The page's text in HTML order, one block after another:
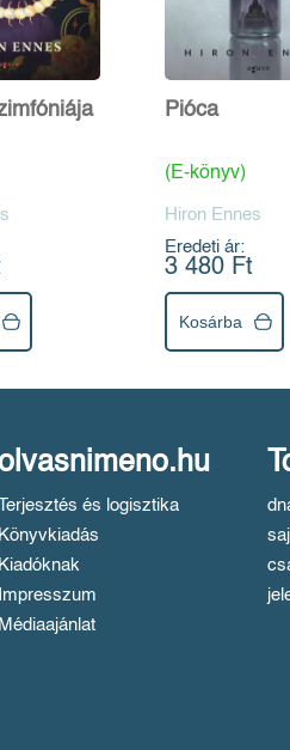
Pióca
(E-könyv)
Hiron Ennes
Eredeti ár:
3 480 Ft
Kosárba
Terjesztés és logisztika
Könyvkiadás
Kiadóknak
Impresszum
Médiaajánlat